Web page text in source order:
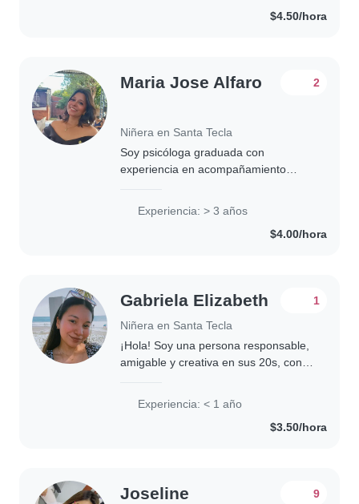
$4.50/hora
Maria Jose Alfaro
Niñera en Santa Tecla
2
Soy psicóloga graduada con
experiencia en acompañamiento
emocional, regulación de conducta y
acompañamiento respetuoso,..
Experiencia: > 3 años
$4.00/hora
Gabriela Elizabeth
Niñera en Santa Tecla
1
¡Hola! Soy una persona responsable,
amigable y creativa en sus 20s, con
infantil, adoro leer, hacer
Experiencia: < 1 año
$3.50/hora
Joseline 9